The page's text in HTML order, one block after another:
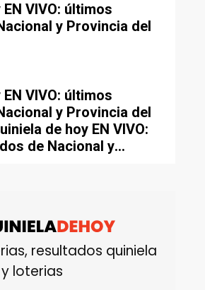
VIVO: últimos
y Provincia del
VIVO: últimos
y Provincia del
de hoy EN VIVO:
de Nacional y